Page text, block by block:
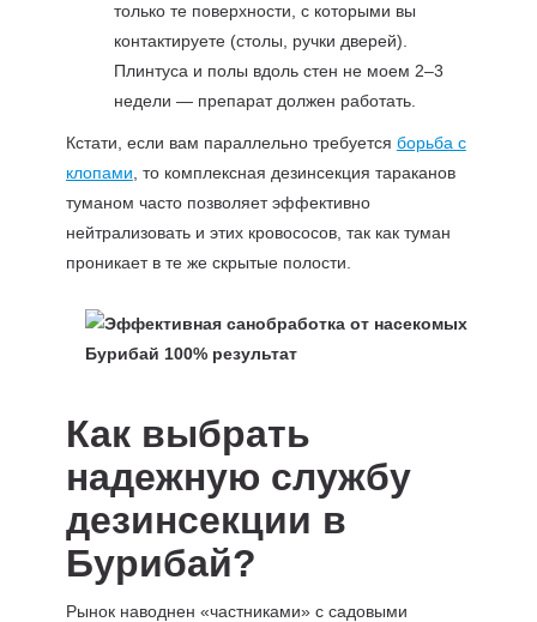
только те поверхности, с которыми вы
контактируете (столы, ручки дверей).
Плинтуса и полы вдоль стен не моем 2–3
недели — препарат должен работать.
Кстати, если вам параллельно требуется борьба с
клопами , то комплексная дезинсекция тараканов
туманом часто позволяет эффективно
нейтрализовать и этих кровососов, так как туман
проникает в те же скрытые полости.
Как выбрать
надежную службу
дезинсекции в
Бурибай?
Рынок наводнен «частниками» с садовыми